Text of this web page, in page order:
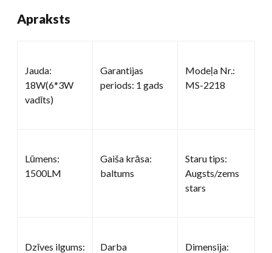
Apraksts
Jauda:
18W(6*3W
vadīts)
Garantijas
periods: 1 gads
Modeļa Nr.:
MS-2218
Lūmens:
1500LM
Gaiša krāsa:
baltums
Staru tips:
Augsts/zems
stars
Dzīves ilgums:
Darba
Dimensija: